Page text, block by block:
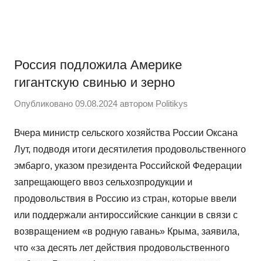
на
Россия подложила Америке
гигантскую свинью и зерно
Опубликовано 09.08.2024 автором Politikys
Вчера министр сельского хозяйства России Оксана
Лут, подводя итоги десятилетия продовольственного
эмбарго, указом президента Российской Федерации
запрещающего ввоз сельхозпродукции и
продовольствия в Россию из стран, которые ввели
или поддержали антироссийские санкции в связи с
возвращением «в родную гавань» Крыма, заявила,
что «за десять лет действия продовольственного